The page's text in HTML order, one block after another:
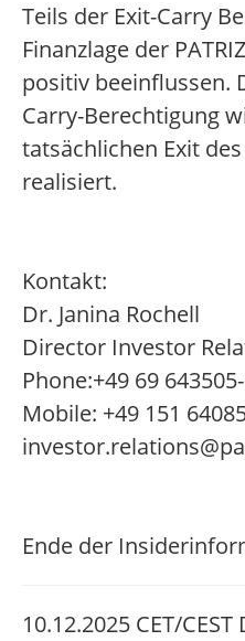
Teils der Exit-Carry
Finanzlage der
positiv beeinflussen.
Carry-Berechtigung
tatsächlichen Exit
realisiert.
Kontakt:
Dr. Janina Rochell
Director Investor
Phone:+49 69
Mobile: +49 151
Ende der
10.12.2025 CET/CEST